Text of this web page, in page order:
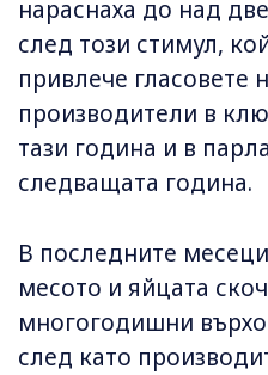
нараснаха до над
след този стимул,
привлече гласовете
производители в
тази година и в
следващата година.
В последните
месото и яйцата
многогодишни
след като